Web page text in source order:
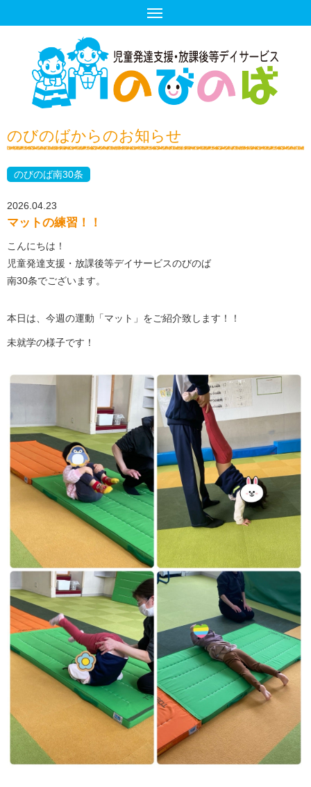
のびのばからのお知らせ
のびのば南30条
2026.04.23
マットの練習！！
こんにちは！
児童発達支援・放課後等デイサービスのびのば
南30条でございます。
本日は、今週の運動「マット」をご紹介致します！！
未就学の様子です！